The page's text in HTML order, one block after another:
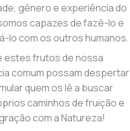
gênero e experiência do
capazes de fazê-lo e
lo com os outros humanos.
estes frutos de nossa
comum possam despertar
quem os lê a buscar
caminhos de fruição e
com a Natureza!